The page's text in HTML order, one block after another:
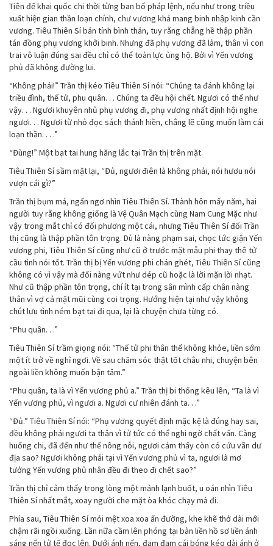
Tiên đế khai quốc chi thời từng ban bố pháp lệnh, nếu như trong triều
xuất hiện gian thần loạn chính, chư vương khả mang binh nhập kinh cần
vương. Tiêu Thiên Sí bản tính bình thản, tuy rằng chẳng hề thập phần
tán đồng phụ vương khởi binh. Nhưng đã phụ vương đã làm, thân vì con
trai vô luận đúng sai đều chỉ có thể toàn lực ủng hộ. Bởi vì Yến vương
phủ đã không đường lui.
“Không phải!” Trần thị kéo Tiêu Thiên Sí nói: “Chúng ta đánh không lại
triều đình, thế tử, phu quân. . . Chúng ta đều hội chết. Ngươi có thể như
vậy. . . Ngươi khuyên nhủ phụ vương đi, phụ vương nhất định hội nghe
ngươi. . . Ngươi từ nhỏ đọc sách thánh hiền, chẳng lẽ cũng muốn làm cái
loạn thần. . . .”
“Đùng!” Một bạt tai hung hăng lắc tại Trần thị trên mặt.
Tiêu Thiên Sí sầm mặt lại, “Đủ, ngươi điên là không phải, nói hươu nói
vượn cái gì?”
Trần thị bụm má, ngẩn ngơ nhìn Tiêu Thiên Sí. Thành hôn mấy năm, hai
người tuy rằng không giống là Vệ Quân Mạch cùng Nam Cung Mặc như
vậy trong mắt chỉ có đối phương một cái, nhưng Tiêu Thiên Sí đối Trần
thị cũng là thập phần tôn trọng. Dù là nàng phạm sai, chọc tức giận Yến
vương phi, Tiêu Thiên Sí cũng như cũ ở trước mặt mẫu phi thay thê tử
cầu tình nói tốt. Trần thị bị Yến vương phi chán ghét, Tiêu Thiên Sí cũng
không có vì vậy mà đối nàng vứt như dép cũ hoặc là lời mặn lời nhạt.
Như cũ thập phần tôn trọng, chí ít tại trong sân mình cấp chân nàng
thân vì vợ cả mặt mũi cùng coi trọng. Hướng hiện tại như vậy không
chút lưu tình ném bạt tai đi qua, lại là chuyện chưa từng có.
“Phu quân. . .”
Tiêu Thiên Sí trầm giọng nói: “Thế tử phi thân thể không khỏe, liền sớm
một ít trở về nghỉ ngơi. Về sau chăm sóc thật tốt châu nhi, chuyện bên
ngoài liền không muốn bận tâm.”
“Phu quân, ta là vì Yến vương phủ a.” Trần thị bi thống kêu lên, “Ta là vì
Yến vương phủ, vì ngươi a. Ngươi cư nhiên đánh ta. . .”
“Đủ.” Tiêu Thiên Sí nói: “Phụ vương quyết định mặc kệ là đúng hay sai,
đều không phải ngươi ta thân vì tử tức có thể nghi ngờ chất vấn. Càng
huống chi, đã đến như thế nông nỗi, ngươi cảm thấy còn có cứu vãn dư
địa sao? Ngươi không phải tại vì Yến vương phủ vì ta, ngươi là mơ
tưởng Yến vương phủ nhân đều đi theo đi chết sao?”
Trần thị chỉ cảm thấy trong lòng một mảnh lạnh buốt, u oán nhìn Tiêu
Thiên Sí nhất mắt, xoay người che mặt òa khóc chạy mà đi.
Phía sau, Tiêu Thiên Sí mỏi mệt xoa xoa ấn đường, khe khẽ thở dài mới
chậm rãi ngồi xuống. Lần nữa cầm lên phóng tại bàn liền hồ sơ liền ánh
sáng nến tử tế đọc lên. Dưới ánh nến, đạm đạm cái bóng kéo dài ánh ở